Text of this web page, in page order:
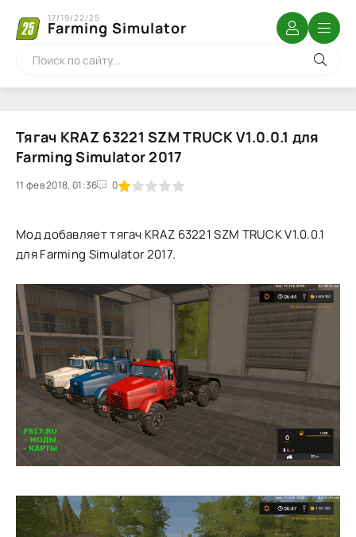
Farming Simulator
17/19/22/25
Тягач KRAZ 63221 SZM TRUCK V1.0.0.1 для
Farming Simulator 2017
11 фев 2018, 01:36 0
1 2 3 4 5
Мод добавляет тягач KRAZ 63221 SZM TRUCK V1.0.0.1
для Farming Simulator 2017.